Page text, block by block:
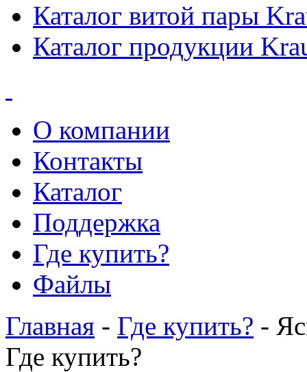
Каталог витой пары
Каталог продукции
О компании
Контакты
Каталог
Поддержка
Где купить?
Файлы
Главная - Где купить? -
Где купить?